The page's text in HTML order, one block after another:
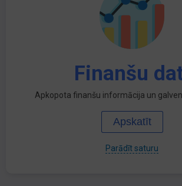
Finanšu
Apkopota finanšu informācija un
Apskatīt
Parādīt saturu